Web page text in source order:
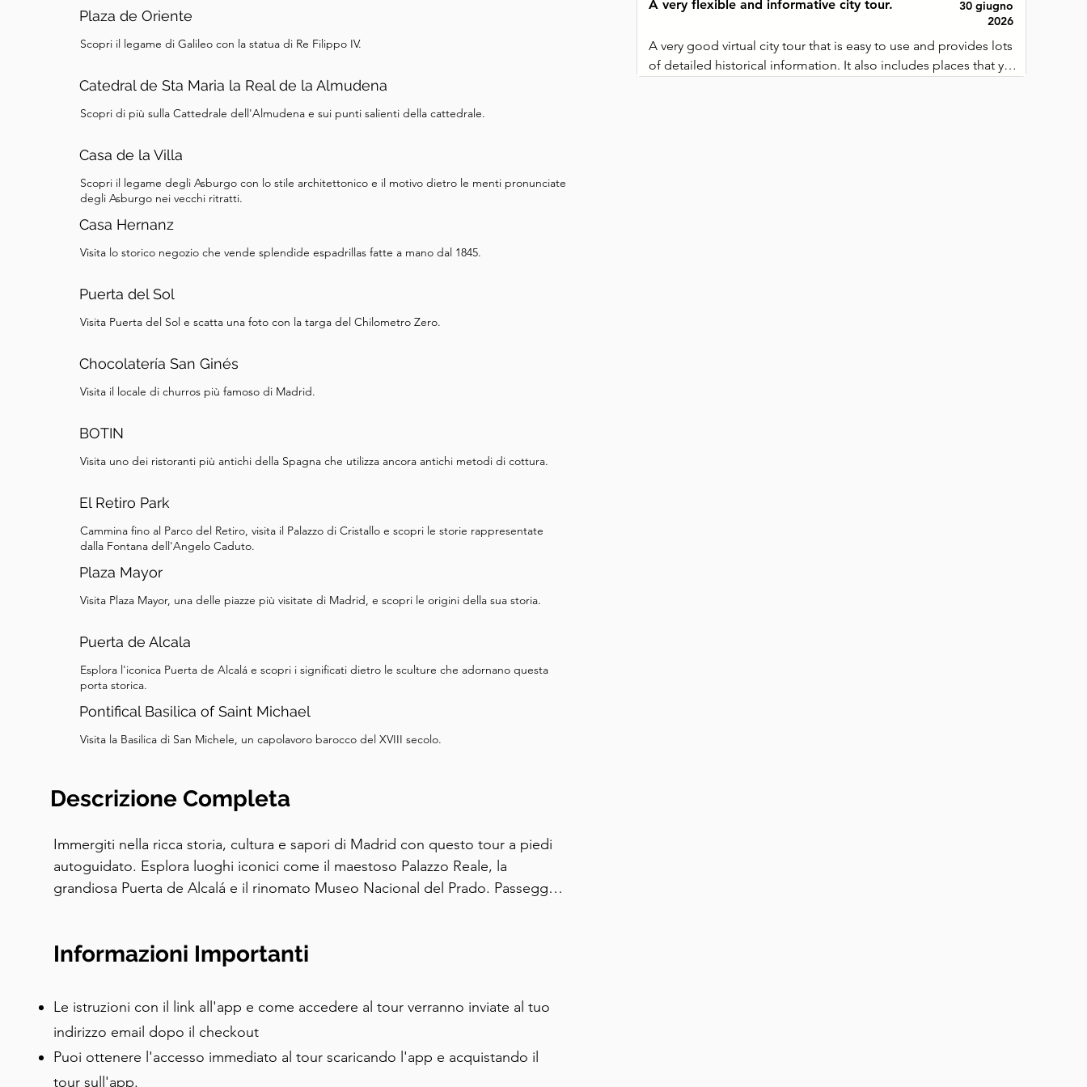
disastro. Gli storici ipotizzano che se Álvaro fosse sopravvissuto, i discendenti
dell'Inghilterra potrebbero aver parlato spagnolo oggi! La statua fu inaugurata
dell'ammiraglio. Guardatevi intorno e godetevi tutto, e ci vediamo alla nostra
prossima tappa.
Plaza de Oriente
Scopri il legame di Galileo con la statua di Re Filippo IV.
Catedral de Sta Maria la Real de la Almudena
Scopri di più sulla Cattedrale dell'Almudena e sui punti salienti della cattedrale.
Casa de la Villa
Scopri il legame degli Asburgo con lo stile architettonico e il motivo dietro le menti pronunciate
degli Asburgo nei vecchi ritratti.
Casa Hernanz
Visita lo storico negozio che vende splendide espadrillas fatte a mano dal 1845.
Puerta del Sol
Visita Puerta del Sol e scatta una foto con la targa del Chilometro Zero.
Chocolatería San Ginés
Visita il locale di churros più famoso di Madrid.
BOTIN
Visita uno dei ristoranti più antichi della Spagna che utilizza ancora antichi metodi di cottura.
El Retiro Park
Cammina fino al Parco del Retiro, visita il Palazzo di Cristallo e scopri le storie rappresentate
dalla Fontana dell'Angelo Caduto.
Plaza Mayor
Visita Plaza Mayor, una delle piazze più visitate di Madrid, e scopri le origini della sua storia.
Puerta de Alcala
Esplora l'iconica Puerta de Alcalá e scopri i significati dietro le sculture che adornano questa
porta storica.
Pontifical Basilica of Saint Michael
Visita la Basilica di San Michele, un capolavoro barocco del XVIII secolo.
A very flexible and informative city tour.
30 giugno
2026
A very good virtual city tour that is easy to use and provides lots
of detailed historical information. It also includes places that you
Descrizione Completa
Immergiti nella ricca storia, cultura e sapori di Madrid con questo tour a piedi
autoguidato. Esplora luoghi iconici come il maestoso Palazzo Reale, la
grandiosa Puerta de Alcalá e il rinomato Museo Nacional del Prado. Passeggia
Concediti il patrimonio culinario di Madrid con fermate al Mercato di San
prelibatezze alla famosa Chocolatería San Ginés. Questo tour offre
un'indimenticabile fusione di storia, architettura e gastronomia nella vibrante
capitale della Spagna.
Informazioni Importanti
Le istruzioni con il link all'app e come accedere al tour verranno inviate al tuo
indirizzo email dopo il checkout
Puoi ottenere l'accesso immediato al tour scaricando l'app e acquistando il
tour sull'app.